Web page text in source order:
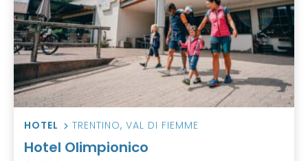
HOTEL TRENTINO, VAL DI FIEMME
Hotel Olimpionico